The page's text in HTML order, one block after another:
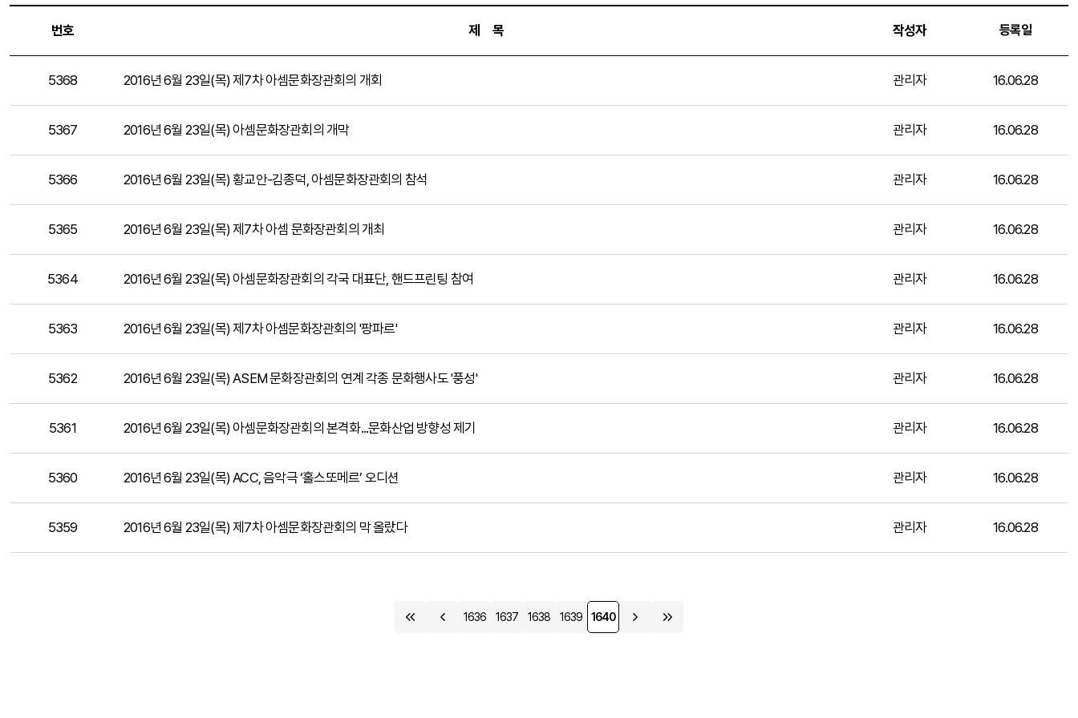
번호 제 목 작성자 등록일
5368 2016년 6월 23일(목) 제7차 아셈문화장관회의 개회 관리자 16.06.28
5367 2016년 6월 23일(목) 아셈문화장관회의 개막 관리자 16.06.28
5366 2016년 6월 23일(목) 황교안-김종덕, 아셈문화장관회의 참석 관리자 16.06.28
5365 2016년 6월 23일(목) 제7차 아셈 문화장관회의 개최 관리자 16.06.28
5364 2016년 6월 23일(목) 아셈문화장관회의 각국 대표단, 핸드프린팅 참여 관리자 16.06.28
5363 2016년 6월 23일(목) 제7차 아셈문화장관회의 '팡파르' 관리자 16.06.28
5362 2016년 6월 23일(목) ASEM 문화장관회의 연계 각종 문화행사도 '풍성' 관리자 16.06.28
5361 2016년 6월 23일(목) 아셈문화장관회의 본격화...문화산업 방향성 제기 관리자 16.06.28
5360 2016년 6월 23일(목) ACC, 음악극 ‘홀스또메르’ 오디션 관리자 16.06.28
5359 2016년 6월 23일(목) 제7차 아셈문화장관회의 막 올랐다 관리자 16.06.28
1636 1637 1638 1639 1640